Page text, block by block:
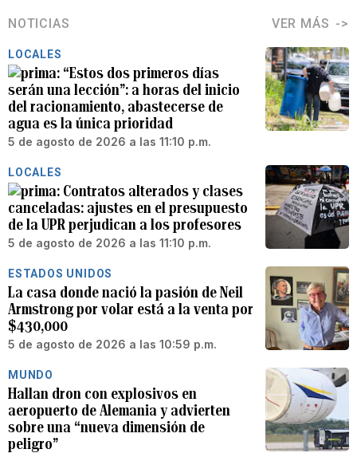
NOTICIAS VER MÁS
LOCALES
“Estos dos primeros días
serán una lección”: a horas del inicio
del racionamiento, abastecerse de
agua es la única prioridad
5 de agosto de 2026 a las 11:10 p.m.
LOCALES
Contratos alterados y clases
canceladas: ajustes en el presupuesto
de la UPR perjudican a los profesores
5 de agosto de 2026 a las 11:10 p.m.
ESTADOS UNIDOS
La casa donde nació la pasión de Neil
Armstrong por volar está a la venta por
$430,000
5 de agosto de 2026 a las 10:59 p.m.
MUNDO
Hallan dron con explosivos en
aeropuerto de Alemania y advierten
sobre una “nueva dimensión de
peligro”